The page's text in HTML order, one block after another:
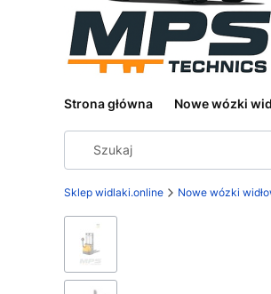
Strona główna Nowe wózki
Sklep widlaki.online Nowe wózki